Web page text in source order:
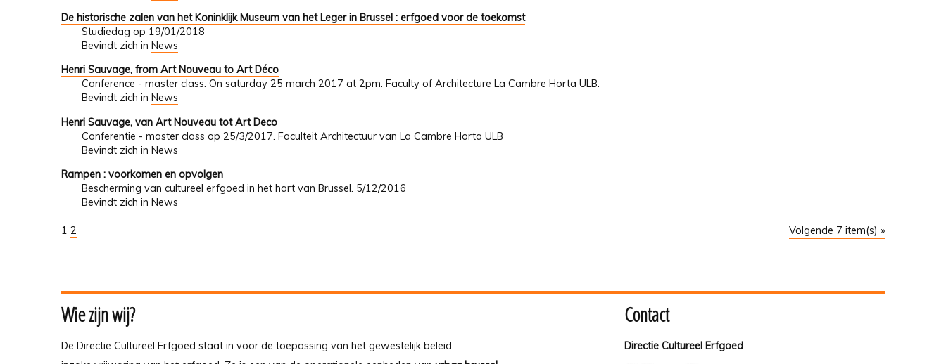
De historische zalen van het Koninklijk Museum van het Leger in Brussel : erfgoed voor de toekomst
Studiedag op 19/01/2018
Bevindt zich in News
Henri Sauvage, from Art Nouveau to Art Déco
Conference - master class. On saturday 25 march 2017 at 2pm. Faculty of Architecture La Cambre Horta ULB.
Bevindt zich in News
Henri Sauvage, van Art Nouveau tot Art Deco
Conferentie - master class op 25/3/2017. Faculteit Architectuur van La Cambre Horta ULB
Bevindt zich in News
Rampen : voorkomen en opvolgen
Bescherming van cultureel erfgoed in het hart van Brussel. 5/12/2016
Bevindt zich in News
Volgende 7 item(s) »
1 2
Wie zijn wij?
De Directie Cultureel Erfgoed staat in voor de toepassing van het gewestelijk beleid
Contact
Directie Cultureel Erfgoed